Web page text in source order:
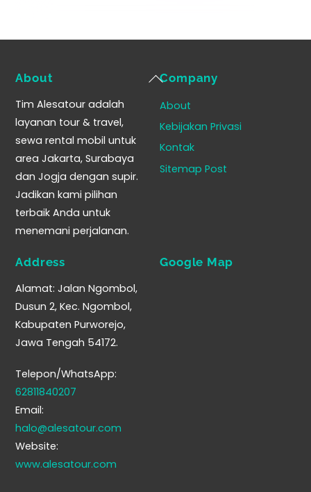
Back
Top
About
Tim Alesatour adalah
layanan tour & travel,
sewa rental mobil untuk
area Jakarta, Surabaya
dan Jogja dengan supir.
Jadikan kami pilihan
terbaik Anda untuk
menemani perjalanan.
Company
About
Kebijakan Privasi
Kontak
Sitemap Post
Address
Alamat: Jalan Ngombol,
Dusun 2, Kec. Ngombol,
Kabupaten Purworejo,
Jawa Tengah 54172.
Telepon/WhatsApp:
62811840207
Email:
halo@alesatour.com
Website:
www.alesatour.com
Google Map